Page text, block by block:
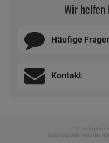
Wir helfen
Häufige
Kontakt
* Preisangaben
Ursprünglicher Preis des